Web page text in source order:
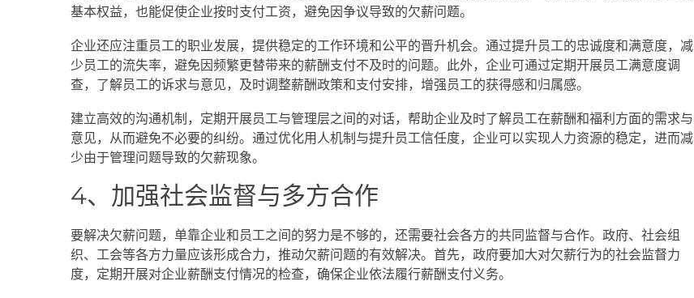
基本权益，也能促使企业按时支付工资，避免因争议导致的欠薪问题。
企业还应注重员工的职业发展，提供稳定的工作环境和公平的晋升机会。通过提升员工的忠诚度和满意度，减
少员工的流失率，避免因频繁更替带来的薪酬支付不及时的问题。此外，企业可通过定期开展员工满意度调
查，了解员工的诉求与意见，及时调整薪酬政策和支付安排，增强员工的获得感和归属感。
建立高效的沟通机制，定期开展员工与管理层之间的对话，帮助企业及时了解员工在薪酬和福利方面的需求与
意见，从而避免不必要的纠纷。通过优化用人机制与提升员工信任度，企业可以实现人力资源的稳定，进而减
少由于管理问题导致的欠薪现象。
4、加强社会监督与多方合作
要解决欠薪问题，单靠企业和员工之间的努力是不够的，还需要社会各方的共同监督与合作。政府、社会组
织、工会等各方力量应该形成合力，推动欠薪问题的有效解决。首先，政府要加大对欠薪行为的社会监督力
度，定期开展对企业薪酬支付情况的检查，确保企业依法履行薪酬支付义务。